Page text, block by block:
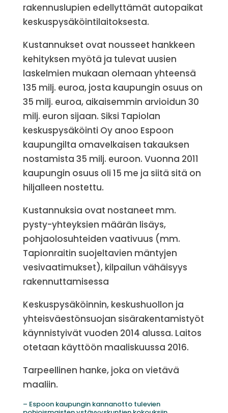
rakennuslupien edellyttämät autopaikat
keskuspysäköintilaitoksesta.
Kustannukset ovat nousseet hankkeen
kehityksen myötä ja tulevat uusien
laskelmien mukaan olemaan yhteensä
135 milj. euroa, josta kaupungin osuus on
35 milj. euroa, aikaisemmin arvioidun 30
milj. euron sijaan. Siksi Tapiolan
keskuspysäköinti Oy anoo Espoon
kaupungilta omavelkaisen takauksen
nostamista 35 milj. euroon. Vuonna 2011
kaupungin osuus oli 15 me ja siitä sitä on
hiljalleen nostettu.
Kustannuksia ovat nostaneet mm.
pysty-yhteyksien määrän lisäys,
pohjaolosuhteiden vaativuus (mm.
Tapionraitin suojeltavien mäntyjen
vesivaatimukset), kilpailun vähäisyys
rakennuttamisessa
Keskuspysäköinnin, keskushuollon ja
yhteisväestönsuojan sisärakentamistyöt
käynnistyivät vuoden 2014 alussa. Laitos
otetaan käyttöön maaliskuussa 2016.
Tarpeellinen hanke, joka on vietävä
maaliin.
– Espoon kaupungin kannanotto tulevien